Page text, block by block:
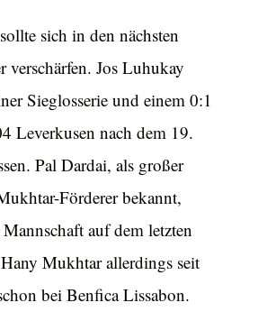
sich in den nächsten
verschärfen. Jos Luhukay
Sieglosserie und einem 0:1
Leverkusen nach dem 19.
Pal Dardai, als großer
Förderer bekannt,
auf dem letzten
Mukhtar allerdings seit
bei Benfica Lissabon.